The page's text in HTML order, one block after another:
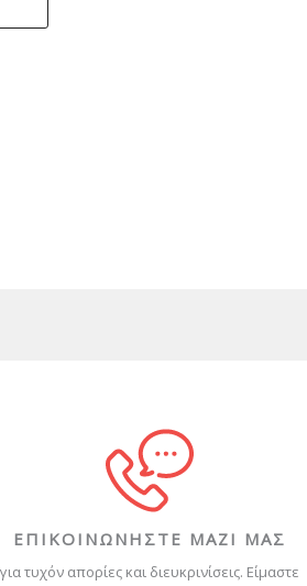
ΕΠΙΚΟΙΝΩΝΗΣΤΕ ΜΑΖΙ ΜΑΣ
για τυχόν απορίες και διευκρινίσεις. Είμαστε